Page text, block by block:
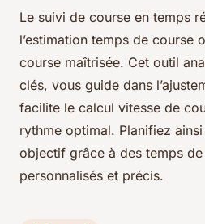
Le suivi de course en temps
l’estimation temps de course
course maîtrisée. Cet outil
clés, vous guide dans
facilite le calcul vitesse de
rythme optimal. Planifiez
objectif grâce à des temps
personnalisés et précis.